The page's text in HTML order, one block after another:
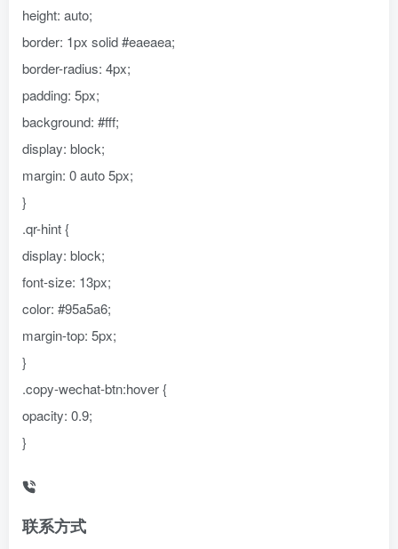
height: auto;
border: 1px solid #eaeaea;
border-radius: 4px;
padding: 5px;
background: #fff;
display: block;
margin: 0 auto 5px;
}
.qr-hint {
display: block;
font-size: 13px;
color: #95a5a6;
margin-top: 5px;
}
.copy-wechat-btn:hover {
opacity: 0.9;
}
联系方式